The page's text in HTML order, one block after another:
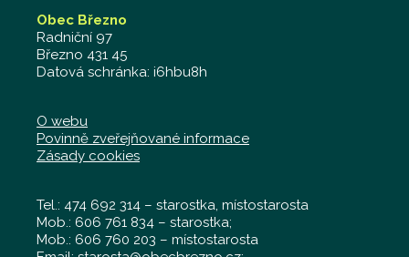
Obec Březno
Radniční 97
Březno 431 45
Datová schránka: i6hbu8h
O webu
Povinně zveřejňované informace
Zásady cookies
Tel.: 474 692 314 – starostka, místostarosta
Mob.: 606 761 834 – starostka;
Mob.: 606 760 203 – místostarosta